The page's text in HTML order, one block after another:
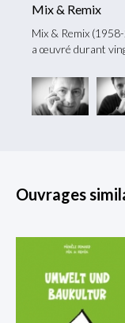
Mix & Remix
Mix & Remix
a œuvré durant
Ouvrages